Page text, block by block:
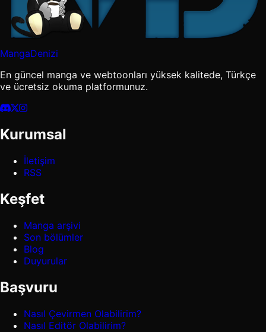
MangaDenizi
En güncel manga ve webtoonları yüksek kalitede, Türkçe
ve ücretsiz okuma platformunuz.
Kurumsal
İletişim
RSS
Keşfet
Manga arşivi
Son bölümler
Blog
Duyurular
Başvuru
Nasıl Çevirmen Olabilirim?
Nasıl Editör Olabilirim?